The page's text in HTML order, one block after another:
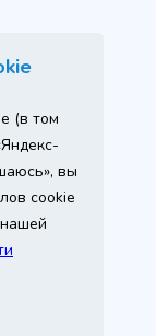
(в том
вы
cookie
РФ.
и